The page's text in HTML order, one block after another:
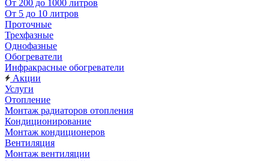
От 200 до 1000 литров
От 5 до 10 литров
Проточные
Трехфазные
Однофазные
Обогреватели
Инфракрасные обогреватели
Акции
Услуги
Отопление
Монтаж радиаторов отопления
Кондиционирование
Монтаж кондиционеров
Вентиляция
Монтаж вентиляции